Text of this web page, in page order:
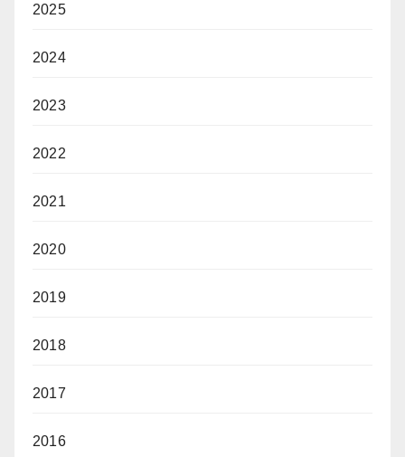
2025
2024
2023
2022
2021
2020
2019
2018
2017
2016